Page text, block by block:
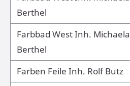
Berthel
Farbbad West Inh. Michaela
Berthel
Farben Feile Inh. Rolf Butz